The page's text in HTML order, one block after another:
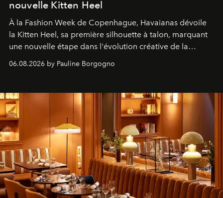
nouvelle Kitten Heel
À la Fashion Week de Copenhague, Havaianas dévoile
la Kitten Heel, sa première silhouette à talon, marquant
une nouvelle étape dans l'évolution créative de la
06.08.2026 by Pauline Borgogno